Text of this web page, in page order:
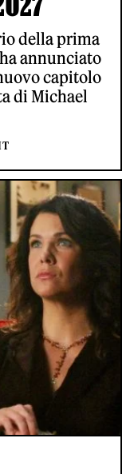
della prima
annunciato
capitolo
di Michael